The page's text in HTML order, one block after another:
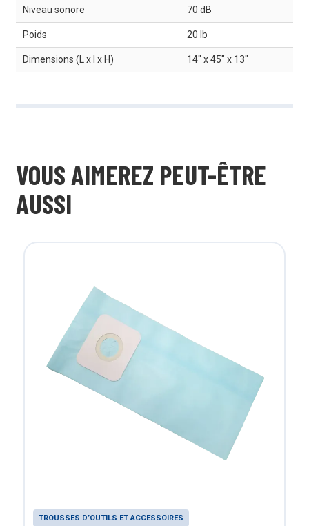
Niveau sonore 70 dB
Poids 20 lb
Dimensions (L x l x H) 14" x 45" x 13"
VOUS AIMEREZ PEUT-ÊTRE
AUSSI
TROUSSES D’OUTILS ET ACCESSOIRES